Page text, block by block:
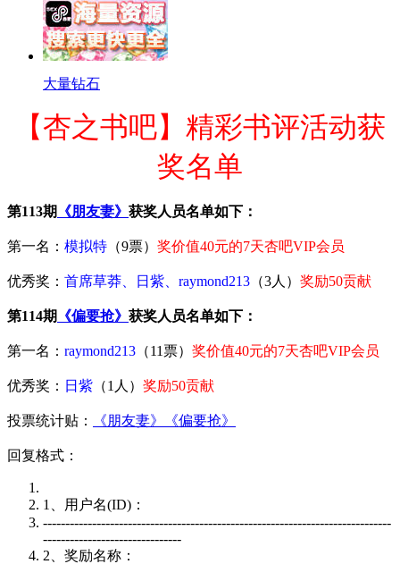
大量钻石
【杏之书吧】精彩书评活动获
奖名单
第113期 《朋友妻》 获奖人员名单如下：
第一名： 模拟特 （9票） 奖价值40元的7天杏吧VIP会员
优秀奖： 首席草莽、日紫、raymond213 （3人） 奖励50贡献
第114期 《偏要抢》 获奖人员名单如下：
第一名： raymond213 （11票） 奖价值40元的7天杏吧VIP会员
优秀奖： 日紫 （1人） 奖励50贡献
投票统计贴： 《朋友妻》 《偏要抢》
回复格式：
1、用户名(ID)：
------------------------------------------------------------------------------
-------------------------------
2、奖励名称：